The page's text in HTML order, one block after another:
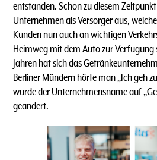
entstanden. Schon zu diesem
Unternehmen als Versorger aus,
Kunden nun auch an wichtigen
Heimweg mit dem Auto zur Verfügung
Jahren hat sich das
Berliner Mündern hörte man „Ich geh
wurde der Unternehmensname auf
geändert.